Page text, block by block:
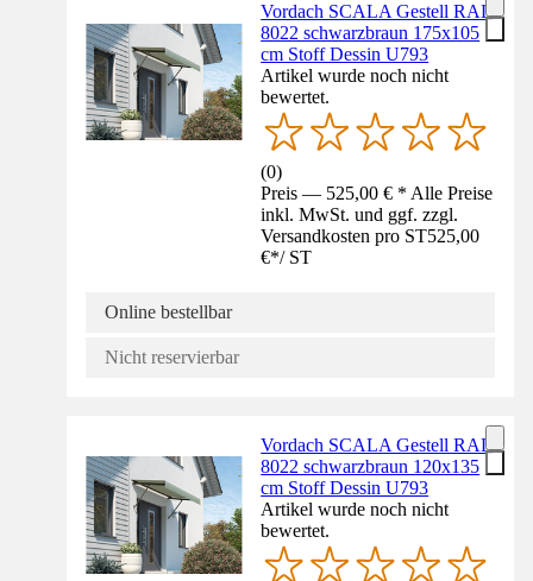
Vordach SCALA Gestell RAL
8022 schwarzbraun 175x105
cm Stoff Dessin U793
Artikel wurde noch nicht
bewertet.
(0)
Preis — 525,00 € * Alle Preise
inkl. MwSt. und ggf. zzgl.
Versandkosten pro ST525,00
€*/ ST
Online bestellbar
Nicht reservierbar
Vordach SCALA Gestell RAL
8022 schwarzbraun 120x135
cm Stoff Dessin U793
Artikel wurde noch nicht
bewertet.